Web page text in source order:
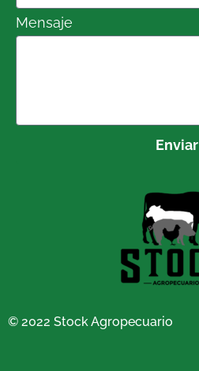
Mensaje
Enviar
© 2022 Stock Agropecuario